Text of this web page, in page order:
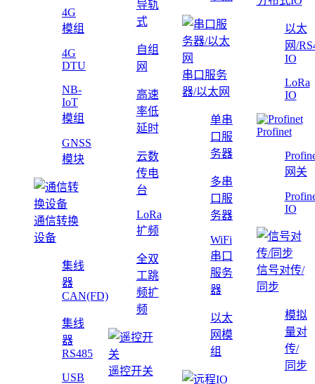
4G
模组
4G
DTU
NB-
IoT
模组
GNSS
模块
通信转换
设备
集线
器
CAN(FD)
集线
器
RS485
USB
导轨
式
自组
网
高速
率低
延时
云数
传电
台
LoRa
扩频
全双
工跳
频扩
频
遥控开关
串口服务
器/以太网
单串
口服
务器
多串
口服
务器
WiFi
串口
服务
器
以太
网模
组
以太
网/
IO
LoRa
IO
Profinet
网关
IO
信号对传/
同步
模拟
量对
传/
同步